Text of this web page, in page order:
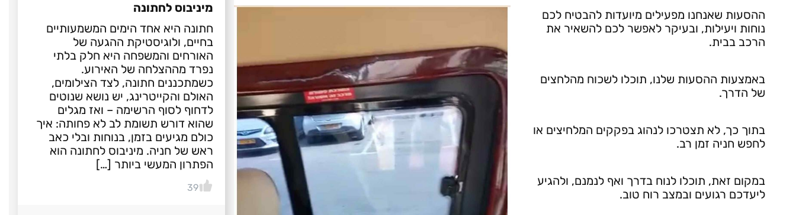
ההסעות שאנחנו מפעילים מיועדות להבטיח לכם
נוחות ויעילות, ובעיקר לאפשר לכם להשאיר את
הרכב בבית.
באמצעות ההסעות שלנו, תוכלו לשכוח מהלחצים
של הדרך.
בתוך כך, לא תצטרכו לנהוג בפקקים המלחיצים או
לחפש חניה זמן רב.
במקום זאת, תוכלו לנוח בדרך ואף לנמנם, ולהגיע
ליעדכם רגועים ובמצב רוח טוב.
מיניבוס לחתונה
חתונה היא אחד הימים המשמעותיים
בחיים, ולוגיסטיקת ההגעה של
האורחים והמשפחה היא חלק בלתי
נפרד מההצלחה של האירוע.
כשמתכננים חתונה, לצד הצילומים,
האולם והקייטרינג, יש נושא שנוטים
לדחוף לסוף הרשימה – ואז מגלים
שהוא דורש תשומת לב לא פחותה: איך
כולם מגיעים בזמן, בנוחות ובלי כאב
ראש של חניה. מיניבוס לחתונה הוא
הפתרון המעשי ביותר […]
39